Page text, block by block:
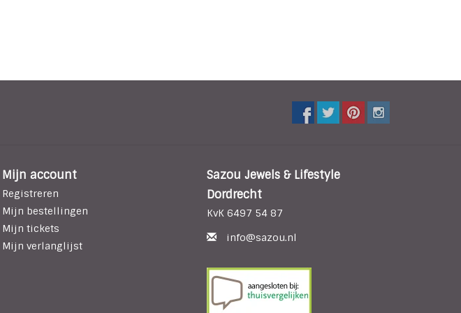
Mijn account
Registreren
Mijn bestellingen
Mijn tickets
Mijn verlanglijst
Sazou Jewels & Lifestyle
Dordrecht
KvK 6497 54 87
info@sazou.nl